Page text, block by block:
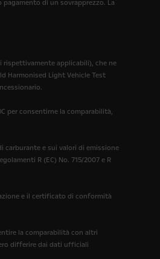
di un sovrapprezzo. La
rispettivamente applicabili), che ne
Harmonised Light Vehicle Test
per consentirne la comparabilità,
e sui valori di emissione
R (EC) No. 715/2007 e R
e il certificato di conformità
la comparabilità con altri
differire dai dati ufficiali